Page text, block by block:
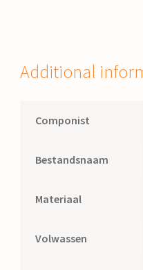
Additional
Componist
Bestandsnaam
Materiaal
Volwassen